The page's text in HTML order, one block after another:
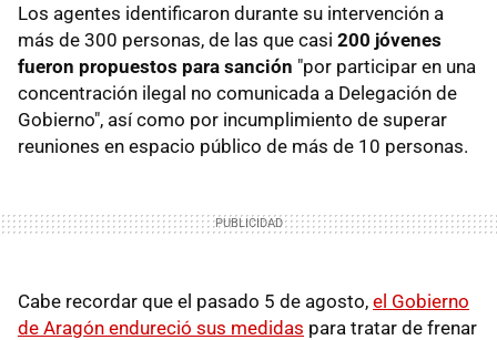
Los agentes identificaron durante su intervención a
más de 300 personas, de las que casi 200 jóvenes
fueron propuestos para sanción "por participar en una
concentración ilegal no comunicada a Delegación de
Gobierno", así como por incumplimiento de superar
reuniones en espacio público de más de 10 personas.
Cabe recordar que el pasado 5 de agosto, el Gobierno
de Aragón endureció sus medidas para tratar de frenar